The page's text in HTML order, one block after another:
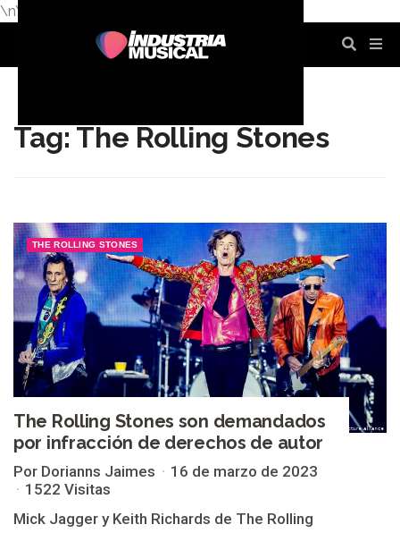
\n\n
Tag: The Rolling Stones
THE ROLLING STONES
The Rolling Stones son demandados
por infracción de derechos de autor
Por Dorianns Jaimes
16 de marzo de 2023
1522 Visitas
Mick Jagger y Keith Richards de The Rolling